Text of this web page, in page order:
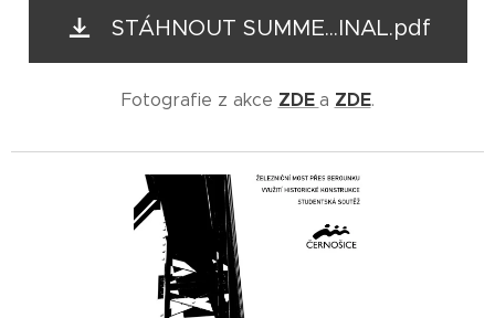
STÁHNOUT SUMME...INAL.pdf
Fotografie z akce ZDE a ZDE.